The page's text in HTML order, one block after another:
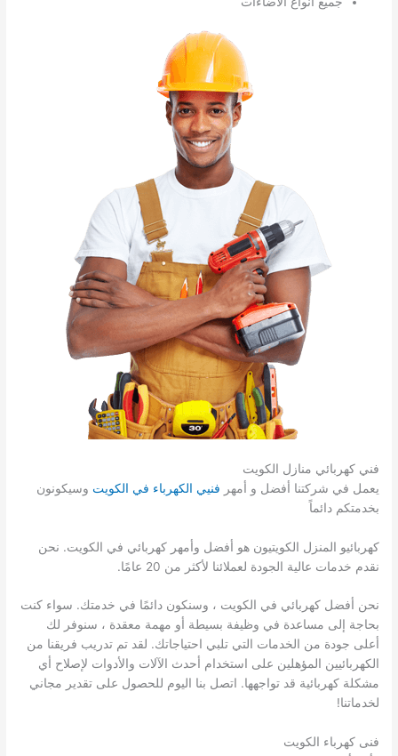
فني كهربائي منازل الكويت
يعمل في شركتنا أفضل و أمهر فنيي الكهرباء في الكويت وسيكونون
بخدمتكم دائماً
كهربائيو المنزل الكويتيون هو أفضل وأمهر كهربائي في الكويت. نحن
نقدم خدمات عالية الجودة لعملائنا لأكثر من 20 عامًا.
نحن أفضل كهربائي في الكويت ، وسنكون دائمًا في خدمتك. سواء كنت
بحاجة إلى مساعدة في وظيفة بسيطة أو مهمة معقدة ، سنوفر لك
أعلى جودة من الخدمات التي تلبي احتياجاتك. لقد تم تدريب فريقنا من
الكهربائيين المؤهلين على استخدام أحدث الآلات والأدوات لإصلاح أي
مشكلة كهربائية قد تواجهها. اتصل بنا اليوم للحصول على تقدير مجاني
لخدماتنا!
فنى كهرباء الكويت